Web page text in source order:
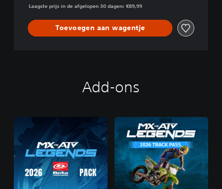
Laagste prijs in de afgelopen 30 dagen: €89,99
Toevoegen aan wagentje
Add-ons